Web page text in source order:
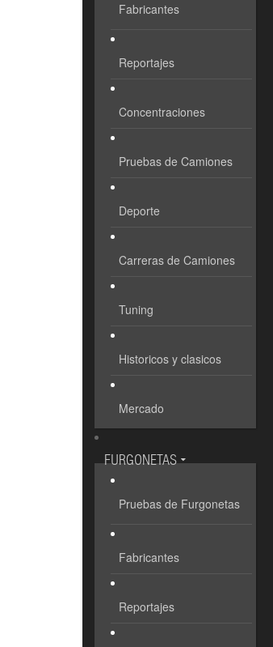
Fabricantes
Reportajes
Concentraciones
Pruebas de Camiones
Deporte
Carreras de Camiones
Tuning
Historicos y clasicos
Mercado
FURGONETAS
Pruebas de Furgonetas
Fabricantes
Reportajes